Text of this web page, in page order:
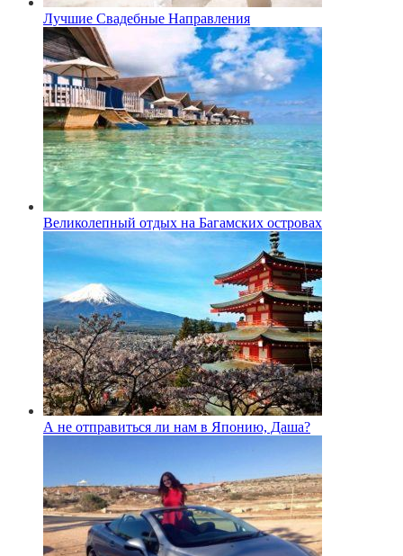
Лучшие Свадебные Направления
Великолепный отдых на Багамских островах
А не отправиться ли нам в Японию, Даша?